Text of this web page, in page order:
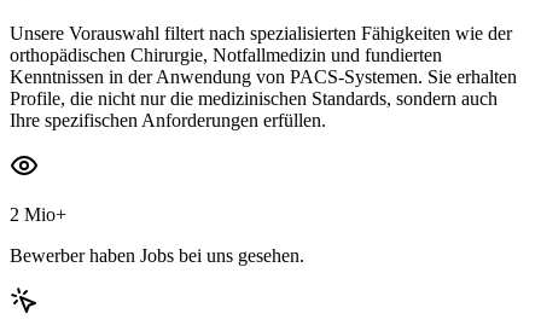
Unsere Vorauswahl filtert nach spezialisierten Fähigkeiten wie der
orthopädischen Chirurgie, Notfallmedizin und fundierten
Kenntnissen in der Anwendung von PACS-Systemen. Sie erhalten
Profile, die nicht nur die medizinischen Standards, sondern auch
Ihre spezifischen Anforderungen erfüllen.
2 Mio+
Bewerber haben Jobs bei uns gesehen.